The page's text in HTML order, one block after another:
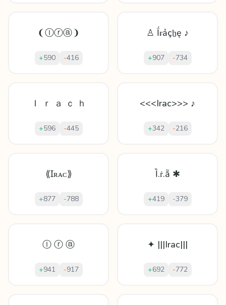
❨Ⓘⓡⓐ❩
+590 -416
♙ Ḯɍảçẖę ♪
+907 -734
Ｉ ｒ ａ ｃ ｈ
+596 -445
<<<Irac>>> ♪
+342 -216
⟪Ɪʀᴀᴄ⟫
+877 -788
Ȉ.ṙ.ẵ ✱
+419 -379
Ⓘ ⓡ ⓐ
+941 -917
✦ |||Irac|||
+692 -772